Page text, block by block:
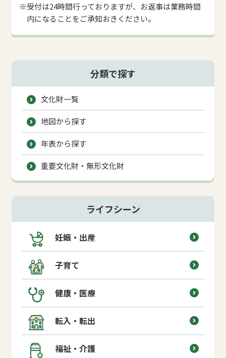
※受付は24時間行っておりますが、お返事は業務時間
内になることをご承知おきください。
分類で探す
文化財一覧
地図から探す
年表から探す
重要文化財・無形文化財
ライフシーン
妊娠・出産
子育て
健康・医療
転入・転出
福祉・介護